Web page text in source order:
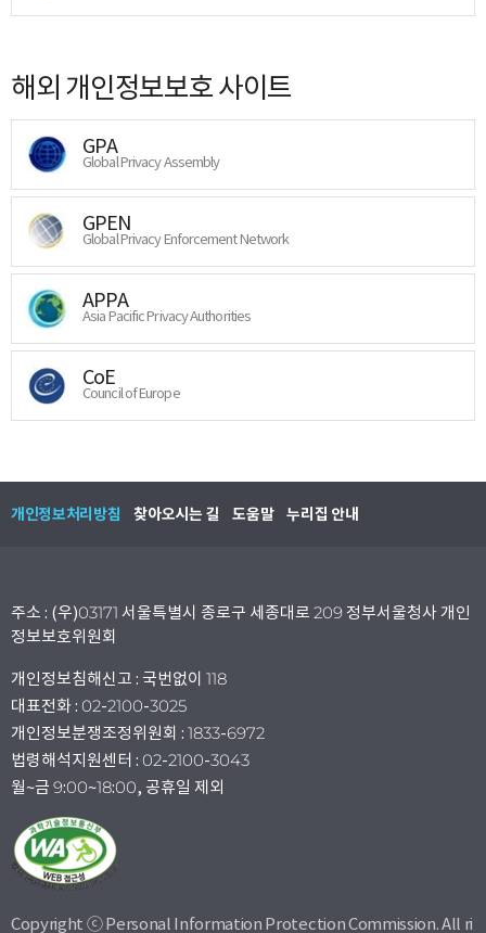
해외 개인정보보호 사이트
GPA
Global Privacy Assembly
GPEN
Global Privacy Enforcement Network
APPA
Asia Pacific Privacy Authorities
CoE
Council of Europe
개인정보처리방침 찾아오시는 길 도움말 누리집 안내
주소 : (우)03171 서울특별시 종로구 세종대로 209 정부서울청사 개인
정보보호위원회
개인정보침해신고 : 국번없이 118
대표전화 : 02-2100-3025
개인정보분쟁조정위원회 : 1833-6972
법령해석지원센터 : 02-2100-3043
월~금 9:00~18:00, 공휴일 제외
Copyright ⓒ Personal Information Protection Commission. All ri